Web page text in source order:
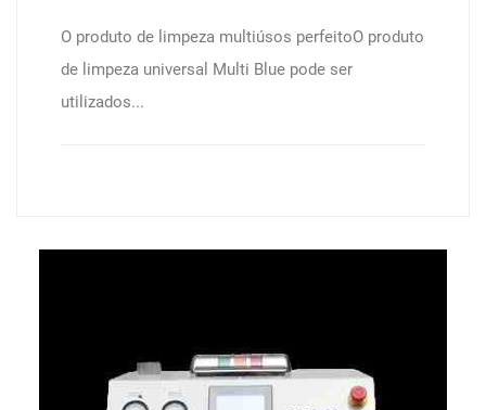
O produto de limpeza multiúsos perfeitoO produto
de limpeza universal Multi Blue pode ser
utilizados...